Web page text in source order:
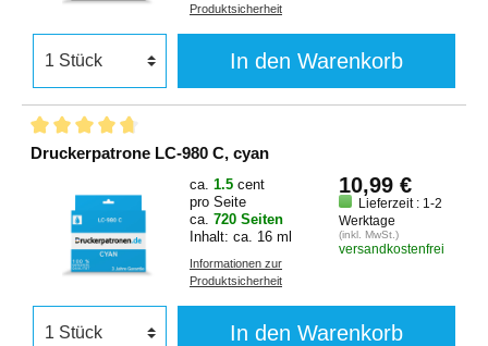
Produktsicherheit
In den Warenkorb
Druckerpatrone LC-980 C, cyan
ca. 1.5 cent
pro Seite
ca. 720 Seiten
Inhalt: ca. 16 ml
Informationen zur
Produktsicherheit
10,99 €
Lieferzeit : 1-2
Werktage
(inkl. MwSt.)
versandkostenfrei
In den Warenkorb